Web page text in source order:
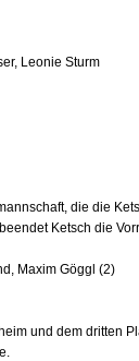
Leonie Sturm
die die
Ketsch die
Maxim Göggl (2)
und dem dritten